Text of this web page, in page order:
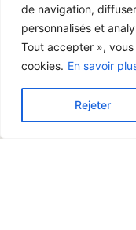
de navigation,
personnalisés et
Tout accepter »,
cookies. En savoir
Rejeter